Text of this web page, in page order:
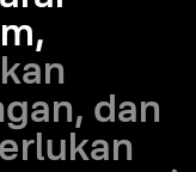
dan